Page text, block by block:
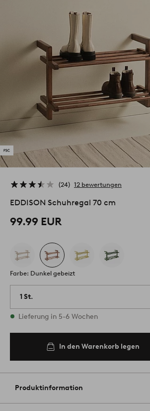
24 12 bewertungen
EDDISON Schuhregal 70 cm
99.99 EUR
Farbe: Dunkel gebeizt
1 St.
Vorrätig
Lieferung in 5-6 Wochen
In den Warenkorb legen
Produktinformation